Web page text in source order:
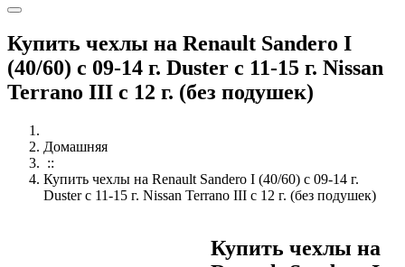
Купить чехлы на Renault Sandero I
(40/60) с 09-14 г. Duster с 11-15 г. Nissan
Terrano III с 12 г. (без подушек)
Домашняя
::
Купить чехлы на Renault Sandero I (40/60) с 09-14 г.
Duster с 11-15 г. Nissan Terrano III с 12 г. (без подушек)
Купить чехлы на